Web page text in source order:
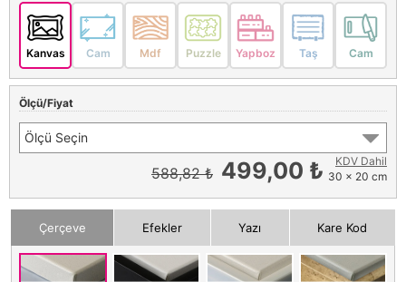
Kanvas Cam Mdf Puzzle Yapboz Taş Cam
Ölçü/Fiyat
Ölçü Seçin
588,82 ₺ 499,00 ₺
KDV Dahil
30 x 20 cm
Çerçeve Efekler Yazı Kare Kod